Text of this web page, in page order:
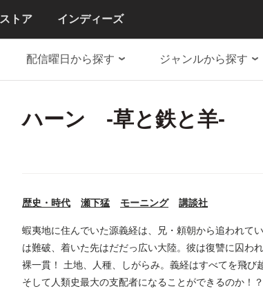
ストア インディーズ
配信曜日から探す ジャンルから探す
ハーン ‐草と鉄と羊‐
歴史・時代 瀬下猛 モーニング 講談社
蝦夷地に住んでいた源義経は、兄・頼朝から追われて
は難破、着いた先はだだっ広い大陸。彼は復讐に囚わ
裸一貫！ 土地、人種、しがらみ。義経はすべてを飛び
そして人類史最大の支配者になることができるのか！？